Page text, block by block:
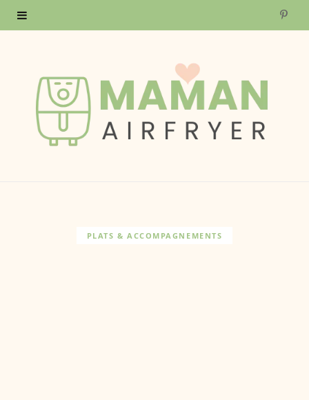
P
PLATS & ACCOMPAGNEMENTS